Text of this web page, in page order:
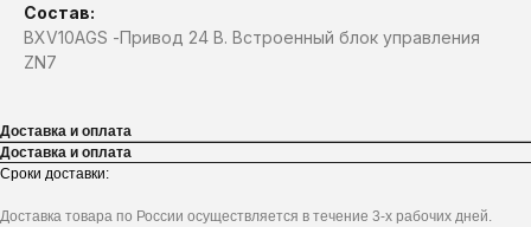
Состав:
BXV10AGS -Привод 24 В. Встроенный блок управления
ZN7
Доставка и оплата
Доставка и оплата
Сроки доставки:
Доставка товара по России осуществляется в течение 3-х рабочих дней.